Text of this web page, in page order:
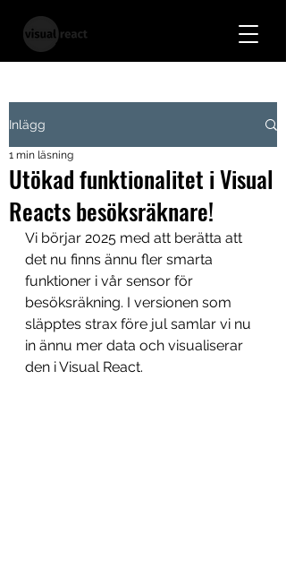
Inlägg
Utökad funktionalitet i Visual
Reacts besöksräknare!
1 min läsning
Vi börjar 2025 med att berätta att
det nu finns ännu fler smarta
funktioner i vår sensor för
besöksräkning. I versionen som
släpptes strax före jul samlar vi nu
in ännu mer data och visualiserar
den i Visual React.